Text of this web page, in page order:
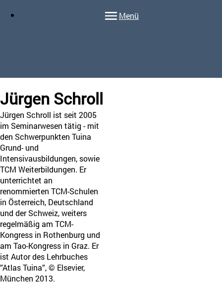
Menü
Jürgen Schroll
Jürgen Schroll ist seit 2005
im Seminarwesen tätig - mit
den Schwerpunkten Tuina
Grund- und
Intensivausbildungen, sowie
TCM Weiterbildungen. Er
unterrichtet an
renommierten TCM-Schulen
in Österreich, Deutschland
und der Schweiz, weiters
regelmäßig am TCM-
Kongress in Rothenburg und
am Tao-Kongress in Graz. Er
ist Autor des Lehrbuches
”Atlas Tuina”, © Elsevier,
München 2013.